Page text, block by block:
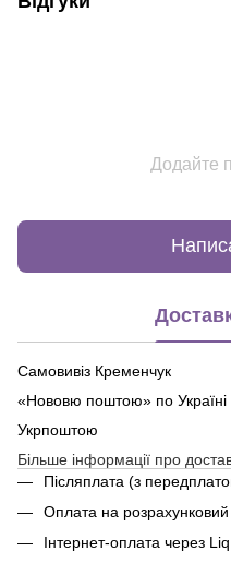
Додайте
Самовивіз Кременчук
«Нововю поштою» по Україні
Укрпоштою
Більше інформації про
Післяплата (з
Оплата на
Інтернет-оплата через